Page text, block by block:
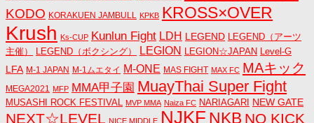
KODO KORAKUEN JAMBULL KPKB KROSS×OVER
Krush Ks-CUP Kunlun Fight LDH LEGEND LEGEND（アーツ
主催）
LEGEND（ボクシング） LEGION LEGION☆JAPAN Level-G
LFA M-1 JAPAN M-1ムエタイ M-ONE MAS FIGHT MAX FC MAキック
MEGA2021 MFP MMA甲子園 MuayThai Super Fight
MUSASHI ROCK FESTIVAL MVP MMA Naiza FC NARIAGARI NEW GATE
NEXT☆LEVEL NICE MIDDLE NJKF NKB NO KICK